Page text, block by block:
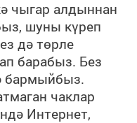
чыгар алдыннан
шуны күреп
дә төрле
барабыз. Без
бармыйбыз.
чаклар
Интернет,